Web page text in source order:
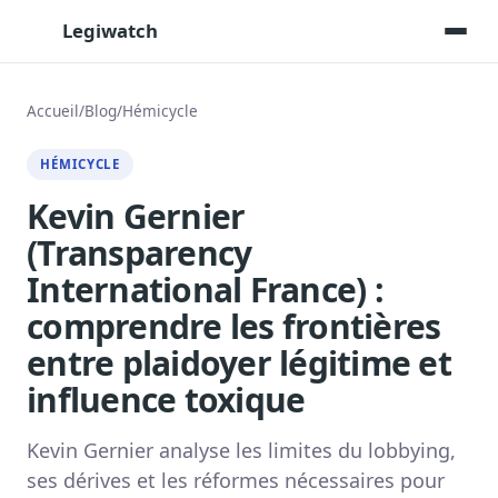
Legiwatch
Assistant IA
Transcriptions IA
Toutes les séances AN/Sénat transcrites
Synthèses IA
Résumés automatiques des dossiers longs
Veille des matinales radio
9 interviews politiques, analysées avant 10 h
Par dossier, personne, mot-clé
Exports & livrables
Accueil/Blog/Hémicycle
HÉMICYCLE
Kevin Gernier
(Transparency
International France) :
comprendre les frontières
entre plaidoyer légitime et
influence toxique
Kevin Gernier analyse les limites du lobbying,
ses dérives et les réformes nécessaires pour